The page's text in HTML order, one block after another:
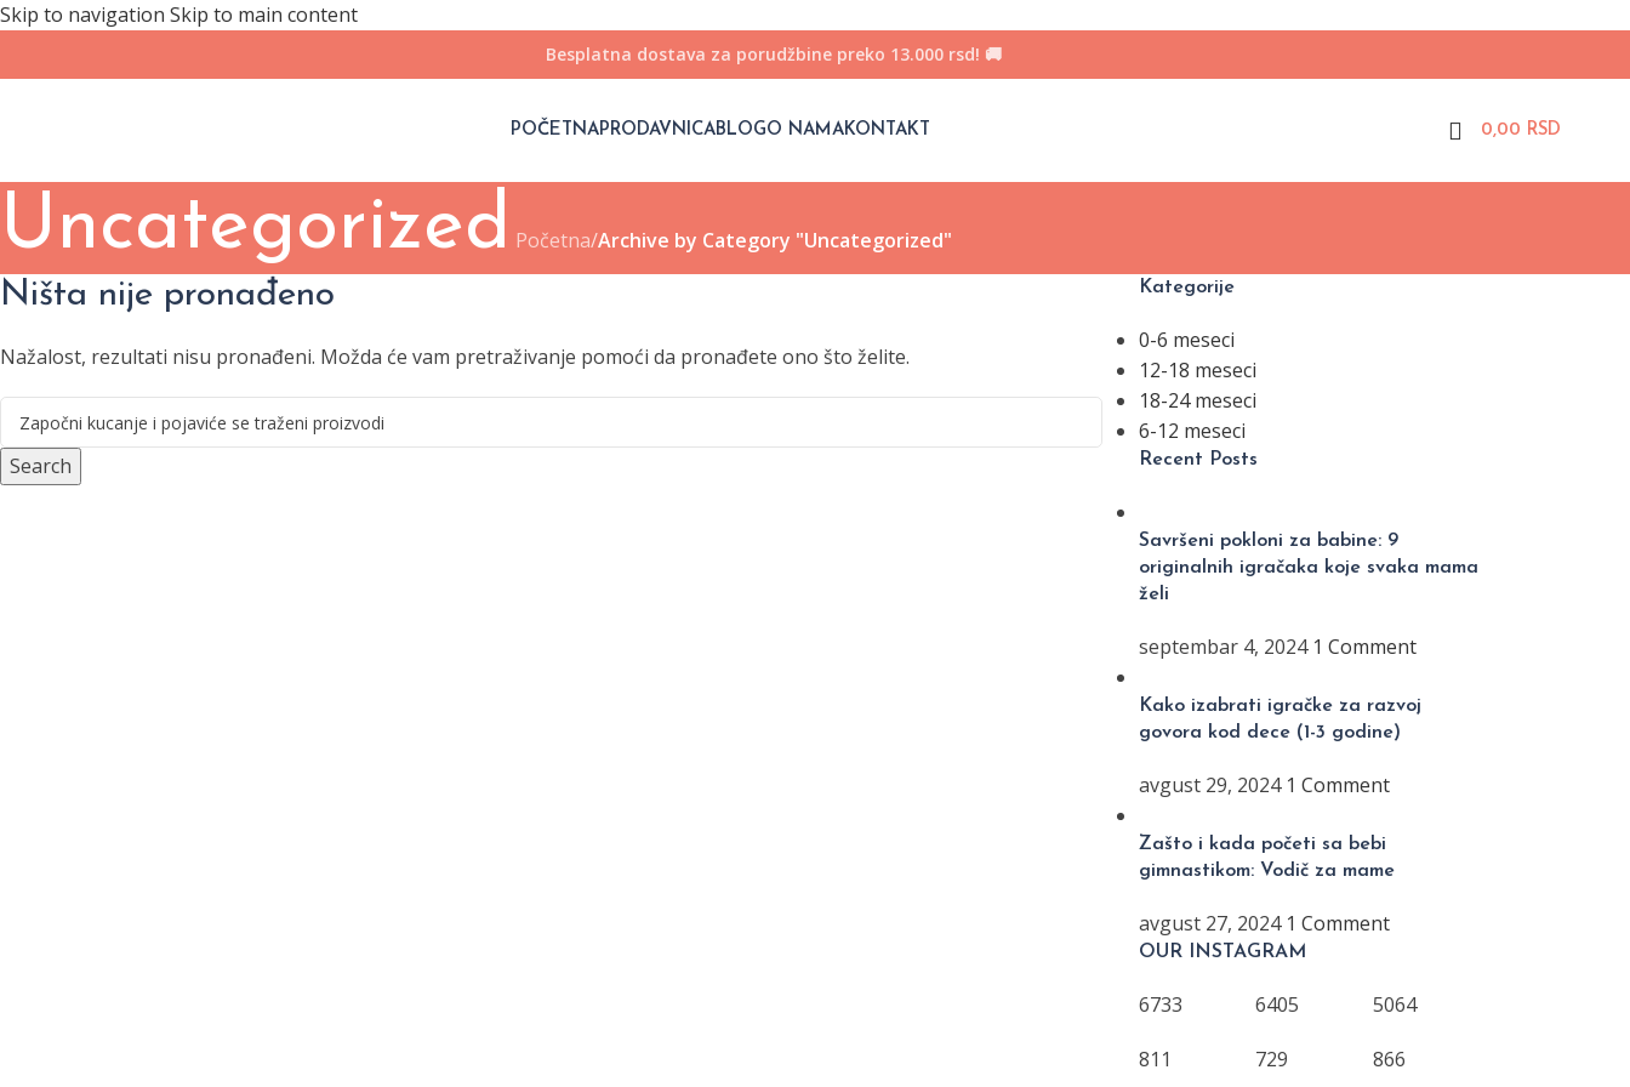
Skip to navigation Skip to main content
Besplatna dostava za porudžbine preko 13.000 rsd! 🚚
POČETNAPRODAVNICABLOGO NAMAKONTAKT 0,00 RSD
Uncategorized Početna/Archive by Category "Uncategorized"
Ništa nije pronađeno
Nažalost, rezultati nisu pronađeni. Možda će vam pretraživanje pomoći da pronađete ono što želite.
Search
Kategorije
0-6 meseci
12-18 meseci
18-24 meseci
6-12 meseci
Recent Posts
Savršeni pokloni za babine: 9
originalnih igračaka koje svaka mama
želi
septembar 4, 2024 1 Comment
Kako izabrati igračke za razvoj
govora kod dece (1-3 godine)
avgust 29, 2024 1 Comment
Zašto i kada početi sa bebi
gimnastikom: Vodič za mame
avgust 27, 2024 1 Comment
OUR INSTAGRAM
6733
811
6405
729
5064
866